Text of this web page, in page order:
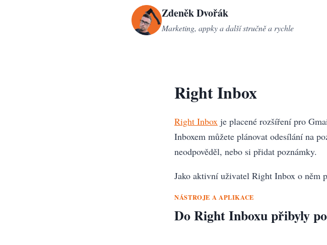
Zdeněk Dvořák
Marketing, appky a další stručně a rychle
Right Inbox
Right Inbox je placené rozšíření pro
Inboxem můžete plánovat odesílání na
neodpověděl, nebo si přidat poznámky.
Jako aktivní uživatel Right Inbox o něm
NÁSTROJE A APLIKACE
Do Right Inboxu přibyly